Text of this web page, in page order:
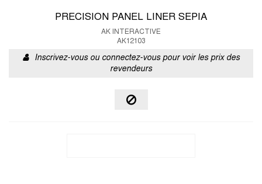
PRECISION PANEL LINER SEPIA
AK INTERACTIVE
AK12103
Inscrivez-vous ou connectez-vous pour voir les prix des
revendeurs